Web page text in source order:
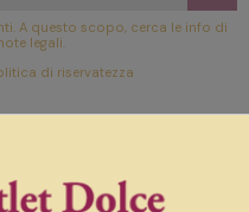
A questo scopo, cerca le info di
legali.
di riservatezza